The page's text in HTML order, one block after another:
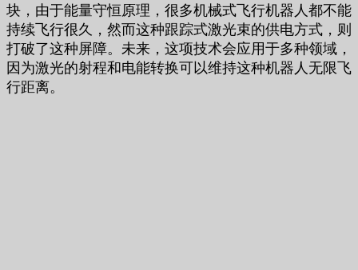
块，由于能量守恒原理，很多机械式飞行机器人都不能
持续飞行很久，然而这种跟踪式激光束的供电方式，则
打破了这种屏障。未来，这项技术会应用于多种领域，
因为激光的射程和电能转换可以维持这种机器人无限飞
行距离。